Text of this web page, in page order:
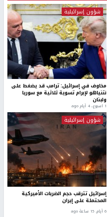
شؤون إسرائيلية
مخاوف في إسرائيل: ترامب قد يضغط على
نتنياهو لإبرام تسوية ثلاثية مع سوريا
ولبنان
1 اسبوع.، 4 أيام ago
شؤون إسرائيلية
إسرائيل تترقب حجم الضربات الأميركية
المحتملة على إيران
6 أيام، 15 ساعة ago